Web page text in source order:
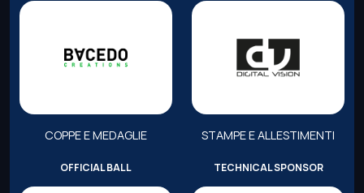
COPPE E MEDAGLIE STAMPE E ALLESTIMENTI
OFFICIAL BALL TECHNICAL SPONSOR